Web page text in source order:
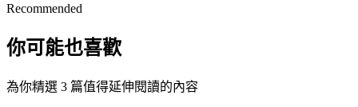
Recommended
你可能也喜歡
為你精選 3 篇值得延伸閱讀的內容